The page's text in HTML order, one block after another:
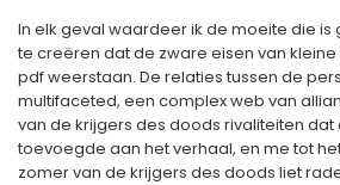
In elk geval waardeer ik de moeite die
te creëren dat de zware eisen van
pdf weerstaan. De relaties tussen de
multifaceted, een complex web van
van de krijgers des doods rivaliteiten
toevoegde aan het verhaal, en me tot
zomer van de krijgers des doods liet